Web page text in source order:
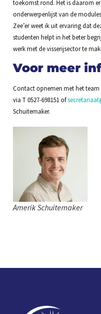
toekomst rond. Het is daarom
onderwerpenlijst van de
Zee’er weet ik uit ervaring dat
studenten helpt in het beter
werk met de visserijsector te
Voor meer
Contact opnemen met het team
via T 0527-698151 of
Schuitemaker.
Amerik Schuitemaker